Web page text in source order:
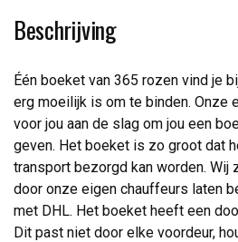
Beschrijving
Één boeket van 365 rozen vind je
erg moeilijk is om te binden. Onze
voor jou aan de slag om jou een
geven. Het boeket is zo groot dat
transport bezorgd kan worden. Wij
door onze eigen chauffeurs laten
met DHL. Het boeket heeft een
Dit past niet door elke voordeur,